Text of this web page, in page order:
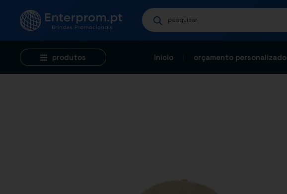
produtos início orçamento personalizado